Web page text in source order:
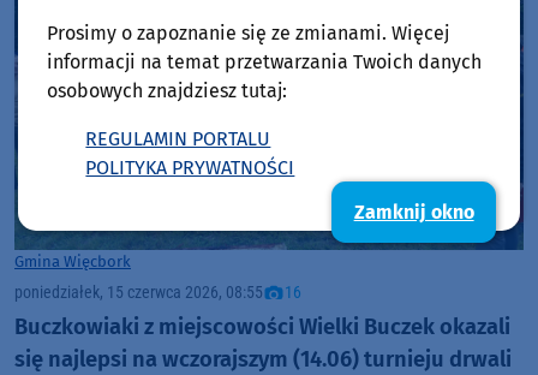
Gmina Więcbork
poniedziałek, 15 czerwca 2026, 08:55 16
Buczkowiaki z miejscowości Wielki Buczek okazali
się najlepsi na wczorajszym (14.06) turnieju drwali
Prosimy o zapoznanie się ze zmianami. Więcej
informacji na temat przetwarzania Twoich danych
osobowych znajdziesz tutaj:
REGULAMIN PORTALU
POLITYKA PRYWATNOŚCI
Zamknij okno